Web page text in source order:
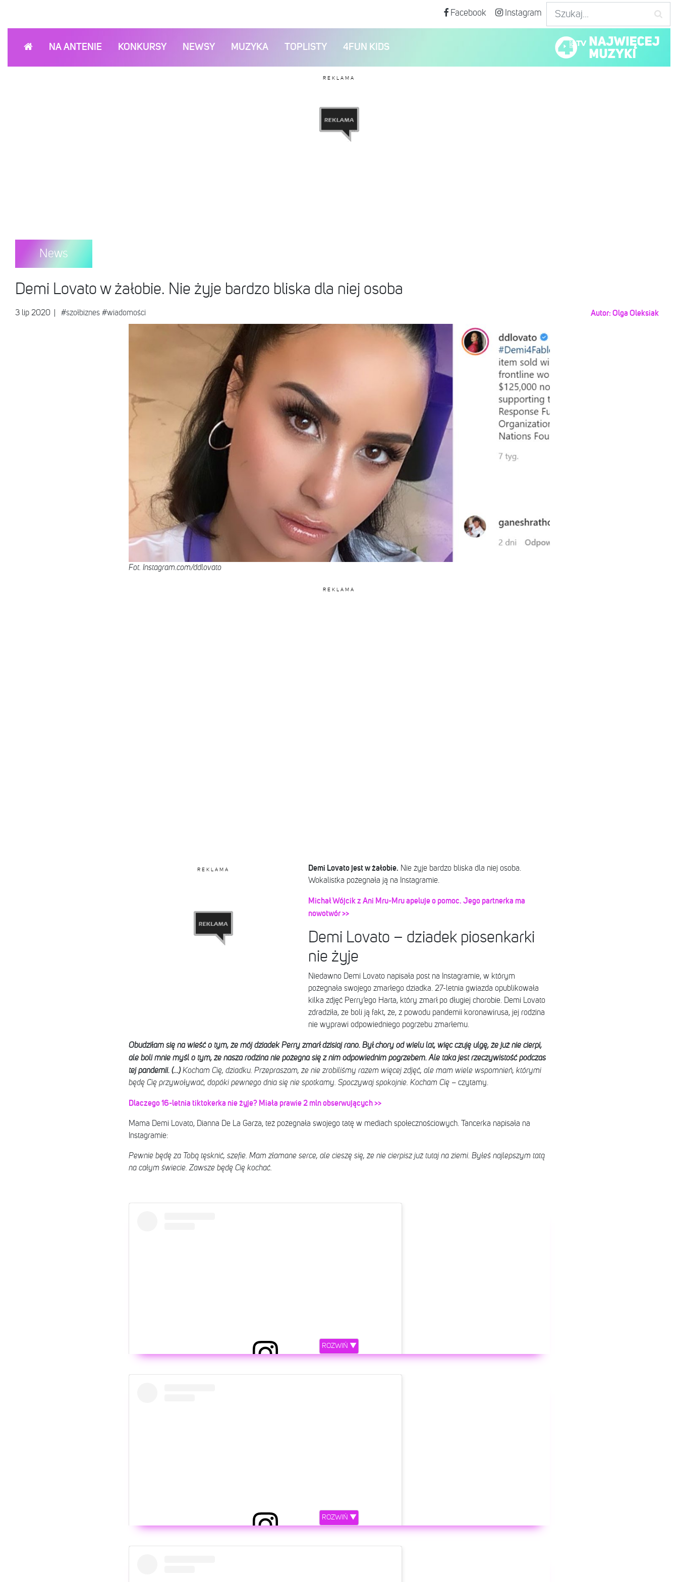
Facebook Instagram
NA ANTENIE KONKURSY NEWSY MUZYKA TOPLISTY 4FUN KIDS
REKLAMA
News
Demi Lovato w żałobie. Nie żyje bardzo bliska dla niej osoba
3 lip 2020 #szołbiznes #wiadomości Autor: Olga Oleksiak
Fot. Instagram.com/ddlovato
REKLAMA
REKLAMA Demi Lovato jest w żałobie. Nie żyje bardzo bliska dla niej osoba.
Wokalistka pożegnała ją na Instagramie.
Michał Wójcik z Ani Mru-Mru apeluje o pomoc. Jego partnerka ma
nowotwór >>
Demi Lovato – dziadek piosenkarki
nie żyje
Niedawno Demi Lovato napisała post na Instagramie, w którym
pożegnała swojego zmarłego dziadka. 27-letnia gwiazda opublikowała
kilka zdjęć Perry’ego Harta, który zmarł po długiej chorobie. Demi Lovato
zdradziła, że boli ją fakt, że, z powodu pandemii koronawirusa, jej rodzina
nie wyprawi odpowiedniego pogrzebu zmarłemu.
Obudziłam się na wieść o tym, że mój dziadek Perry zmarł dzisiaj rano. Był chory od wielu lat, więc czuję ulgę, że już nie cierpi,
ale boli mnie myśl o tym, że nasza rodzina nie pożegna się z nim odpowiednim pogrzebem. Ale taka jest rzeczywistość podczas
tej pandemii. (…)Kocham Cię, dziadku. Przepraszam, że nie zrobiliśmy razem więcej zdjęć, ale mam wiele wspomnień, którymi
będę Cię przywoływać, dopóki pewnego dnia się nie spotkamy. Spoczywaj spokojnie. Kocham Cię– czytamy.
Dlaczego 16-letnia tiktokerka nie żyje? Miała prawie 2 mln obserwujących >>
Mama Demi Lovato, Dianna De La Garza, też pożegnała swojego tatę w mediach społecznościowych. Tancerka napisała na
Instagramie:
Pewnie będę za Tobą tęsknić, szefie. Mam złamane serce, ale cieszę się, że nie cierpisz już tutaj na ziemi. Byłeś najlepszym tatą
na całym świecie. Zawsze będę Cię kochać.
He’s been sick for a couple years now so although I’m relieved he is out of
pain, it still hurts to think our family won’t get to say goodbye with a proper
God FIERCELY and was one of the best preacher’s I’ve ever had the honor in
ROZWIŃ ▼
ROZWIŃ ▼